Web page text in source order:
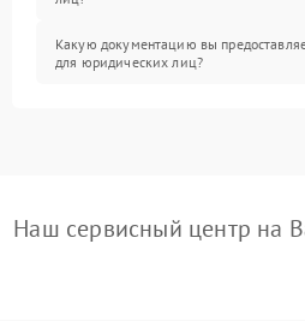
Какую документацию вы
для юридических лиц?
Наш сервисный центр на